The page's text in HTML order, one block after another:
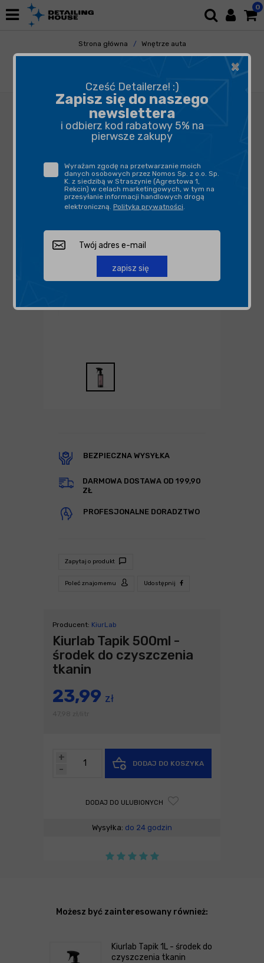
0
Strona główna
Wnętrze auta
Tapicerka i Dywaniki
Czyszczenie
BEZPIECZNA WYSYŁKA
DARMOWA DOSTAWA OD 199,90
ZŁ
PROFESJONALNE DORADZTWO
Zapytaj o produkt
Poleć znajomemu Udostępnij
Producent: KiurLab
Kiurlab Tapik 500ml -
środek do czyszczenia
tkanin
23,99 zł
-
+
DODAJ DO KOSZYKA
DODAJ DO ULUBIONYCH
Wysyłka: do 24 godzin
Możesz być zainteresowany również:
Kiurlab Tapik 1L - środek do
czyszczenia tkanin
×
Cześć Detailerze! :)
Zapisz się do naszego
newslettera
i odbierz kod rabatowy 5% na
pierwsze zakupy
Wyrażam zgodę na przetwarzanie moich
danych osobowych przez Nomos Sp. z o.o. Sp.
K. z siedzibą w Straszynie (Agrestowa 1,
Rekcin) w celach marketingowych, w tym na
przesyłanie informacji handlowych drogą
elektroniczną. Polityka prywatności.
zapisz się